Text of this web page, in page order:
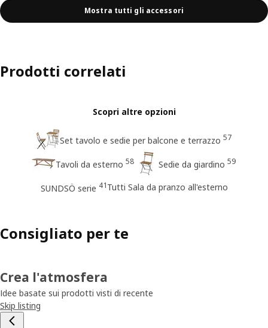
Mostra tutti gli accessori
Prodotti correlati
Scopri altre opzioni
Set tavolo e sedie per balcone e terrazzo 57
Tavoli da esterno 58 Sedie da giardino 59
SUNDSÖ serie 41Tutti Sala da pranzo all'esterno
Consigliato per te
Crea l'atmosfera
Idee basate sui prodotti visti di recente
Skip listing